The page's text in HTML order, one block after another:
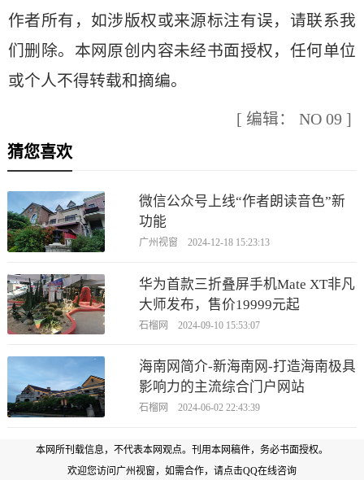
作者所有，如涉版权或来源标注有误，请联系我
们删除。本网原创内容未经书面授权，任何单位
或个人不得转载和摘编。
[ 编辑： NO 09 ]
猜您喜欢
微信公众号上线“作者朗读音色”新
功能
广州视窗 2024-12-18 15:23:13
华为首款三折叠屏手机Mate XT非凡
大师发布，售价19999元起
石榴网 2024-09-10 15:53:07
海南网简介-新海南网-打造海南极具
影响力的主流综合门户网站
石榴网 2024-06-02 22:43:39
本网所刊载信息，不代表本网观点。刊用本网稿件，务必书面授权。
欢迎您访问广州视窗，如需合作， 请点击QQ在线咨询